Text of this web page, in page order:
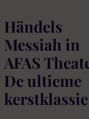
Händels
Messiah in
AFAS
De ultieme